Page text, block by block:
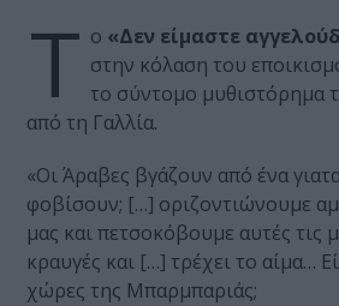
Τ ο «Δεν είμαστε
στην κόλαση του
το σύντομο μυθιστόρημα
από τη Γαλλία.
«Οι Άραβες βγάζουν από ένα
φοβίσουν; […] οριζοντιώνουμε
μας και πετσοκόβουμε αυτές τις
κραυγές και […] τρέχει το αίμα…
χώρες της Μπαρμπαριάς;